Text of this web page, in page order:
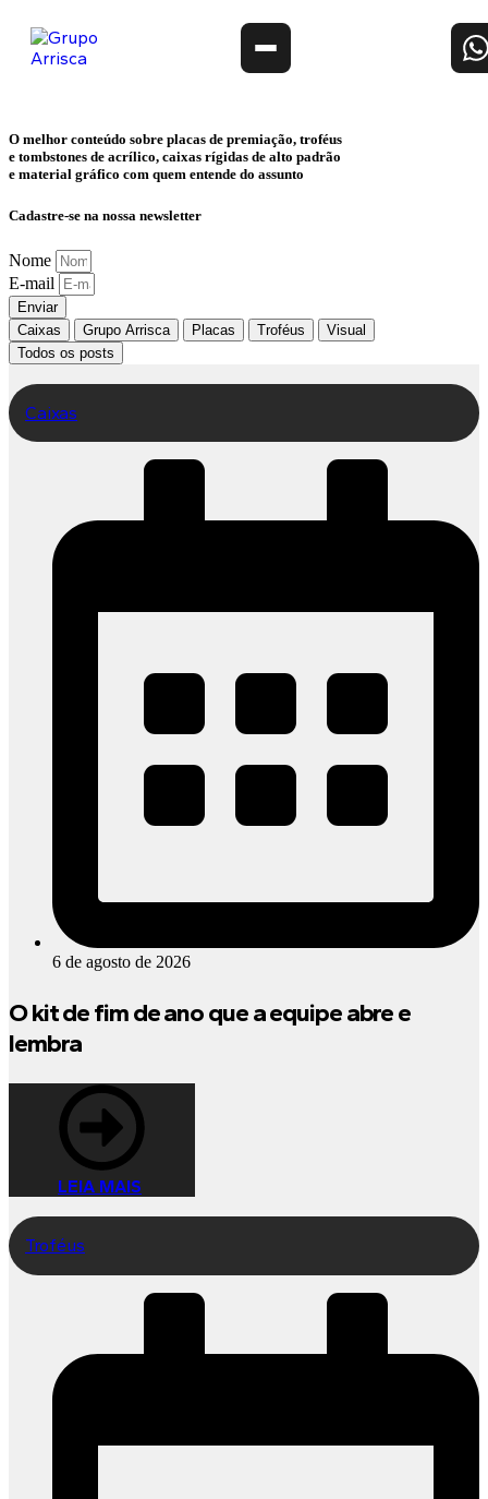
O melhor conteúdo sobre placas de premiação, troféus
e tombstones de acrílico, caixas rígidas de alto padrão
e material gráfico com quem entende do assunto
Cadastre-se na nossa newsletter
Nome
E-mail
Enviar
Caixas
Grupo Arrisca Placas Troféus
Visual
Todos os posts
Caixas
6 de agosto de 2026
O kit de fim de ano que a equipe abre e
lembra
LEIA MAIS
Troféus